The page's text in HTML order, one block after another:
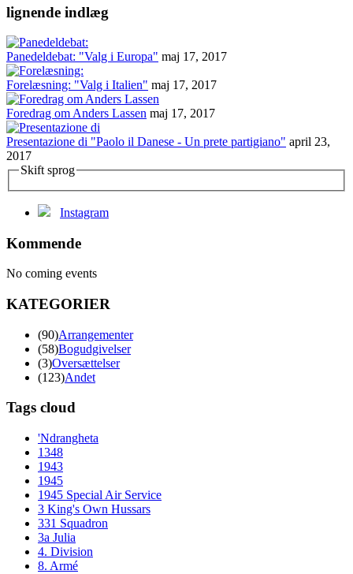
lignende indlæg
Panedeldebat: "Valg i Europa" maj 17, 2017
Forelæsning: "Valg i Italien" maj 17, 2017
Foredrag om Anders Lassen maj 17, 2017
Presentazione di "Paolo il Danese - Un prete partigiano" april 23,
2017
Skift sprog
Instagram
Kommende
No coming events
KATEGORIER
(90)Arrangementer
(58)Bogudgivelser
(3)Oversættelser
(123)Andet
Tags cloud
'Ndrangheta
1348
1943
1945
1945 Special Air Service
3 King's Own Hussars
331 Squadron
3a Julia
4. Division
8. Armé